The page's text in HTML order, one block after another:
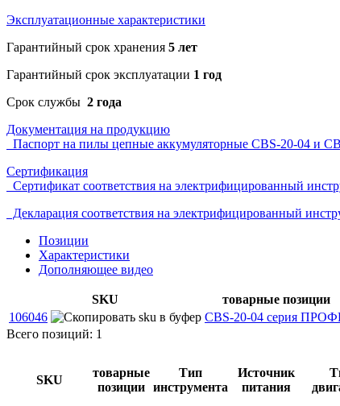
Эксплуатационные характеристики
Гарантийный срок хранения 5 лет
Гарантийный срок эксплуатации 1 год
Срок службы 2 года
Документация на продукцию
Паспорт на пилы цепные аккумуляторные CBS-20-04 и
Сертификация
Сертификат соответствия на электрифицированный
Декларация соответствия на электрифицированный
Позиции
Характеристики
Дополняющее видео
SKU товарные позиции
106046
CBS-20-04 серия
Всего позиций: 1
SKU
товарные
позиции
Тип
инструмента
Источник
питания